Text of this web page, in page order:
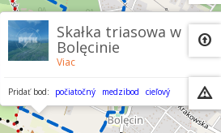
×
Skałka triasowa w
Bolęcinie
Viac
Pridať bod: počiatočný medzibod cieľový